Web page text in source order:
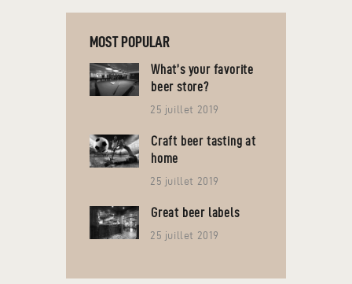
MOST POPULAR
What’s your favorite
beer store?
25 juillet 2019
Craft beer tasting at
home
25 juillet 2019
Great beer labels
25 juillet 2019